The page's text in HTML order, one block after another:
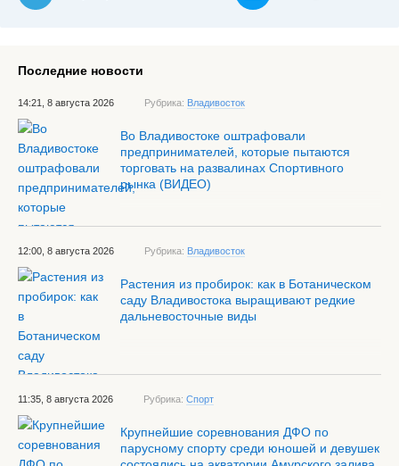
Последние новости
14:21, 8 августа 2026 Рубрика: Владивосток
Во Владивостоке оштрафовали
предпринимателей, которые пытаются
торговать на развалинах Спортивного
рынка (ВИДЕО)
12:00, 8 августа 2026 Рубрика: Владивосток
Растения из пробирок: как в Ботаническом
саду Владивостока выращивают редкие
дальневосточные виды
11:35, 8 августа 2026 Рубрика: Спорт
Крупнейшие соревнования ДФО по
парусному спорту среди юношей и девушек